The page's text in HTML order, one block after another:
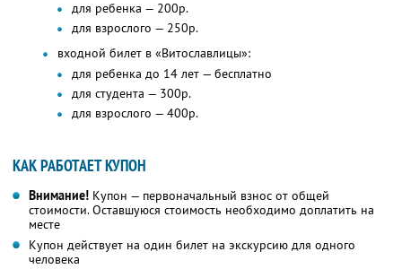
для ребенка — 200р.
для взрослого — 250р.
входной билет в «Витославлицы»:
для ребенка до 14 лет — бесплатно
для студента — 300р.
для взрослого — 400р.
КАК РАБОТАЕТ КУПОН
Внимание! Купон — первоначальный взнос от общей
стоимости. Оставшуюся стоимость необходимо доплатить на
месте
Купон действует на один билет на экскурсию для одного
человека